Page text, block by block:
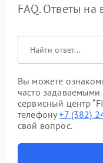
FAQ. Ответы на
Вы можете
часто
сервисный центр
телефону+7 (382)
свой вопрос.